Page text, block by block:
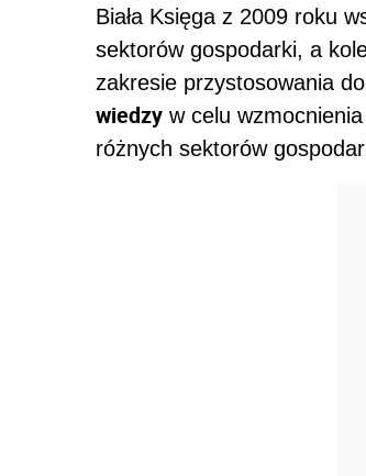
Biała Księga z 2009 roku
sektorów gospodarki, a
zakresie przystosowania
wiedzy w celu
różnych sektorów